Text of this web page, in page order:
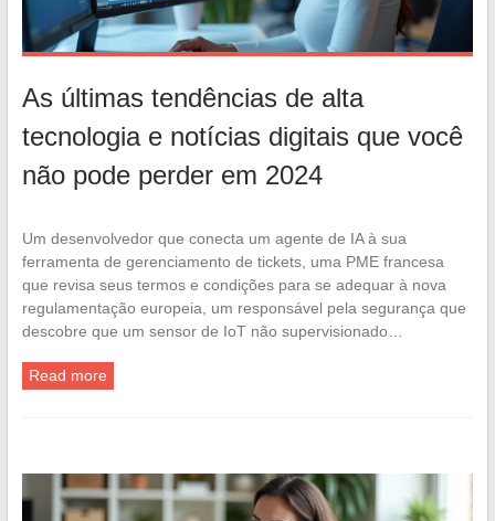
As últimas tendências de alta
tecnologia e notícias digitais que você
não pode perder em 2024
Um desenvolvedor que conecta um agente de IA à sua
ferramenta de gerenciamento de tickets, uma PME francesa
que revisa seus termos e condições para se adequar à nova
regulamentação europeia, um responsável pela segurança que
descobre que um sensor de IoT não supervisionado…
Read more